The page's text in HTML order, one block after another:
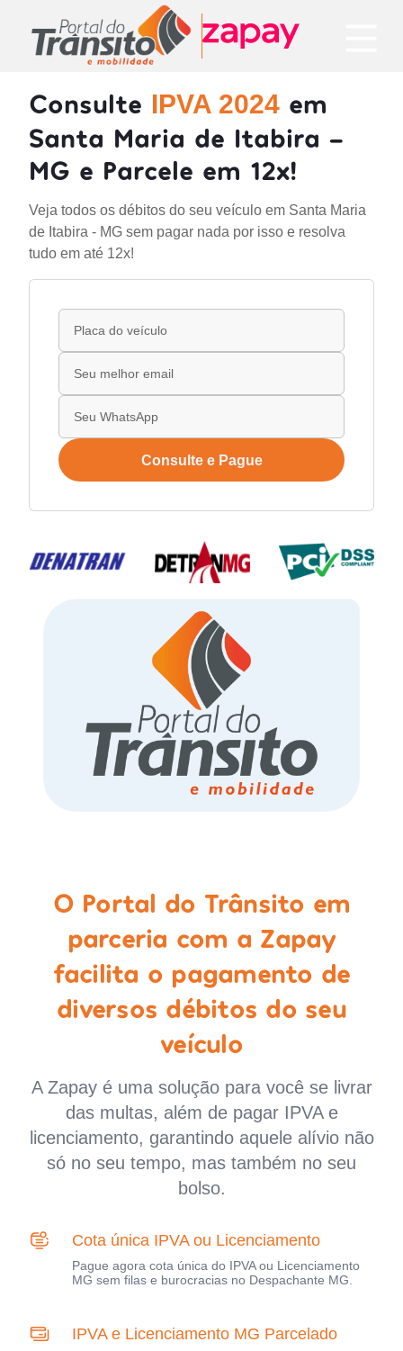
Consulte IPVA 2024 em
Santa Maria de Itabira -
MG e Parcele em 12x!
Veja todos os débitos do seu veículo em Santa Maria
de Itabira - MG sem pagar nada por isso e resolva
tudo em até 12x!
Consulte e Pague
O Portal do Trânsito em
parceria com a Zapay
facilita o pagamento de
diversos débitos do seu
veículo
A Zapay é uma solução para você se livrar
das multas, além de pagar IPVA e
licenciamento, garantindo aquele alívio não
só no seu tempo, mas também no seu
bolso.
Cota única IPVA ou Licenciamento
Pague agora cota única do IPVA ou Licenciamento
MG sem filas e burocracias no Despachante MG.
IPVA e Licenciamento MG Parcelado